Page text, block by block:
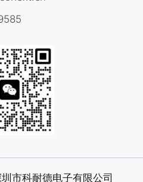
市科耐德电子有限公司